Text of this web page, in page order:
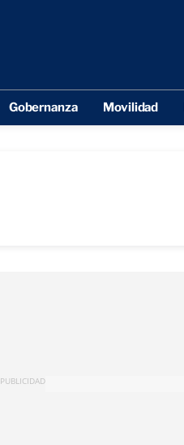
Gobernanza Movilidad
PUBLICIDAD